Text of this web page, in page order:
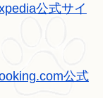
公式サイ
公式